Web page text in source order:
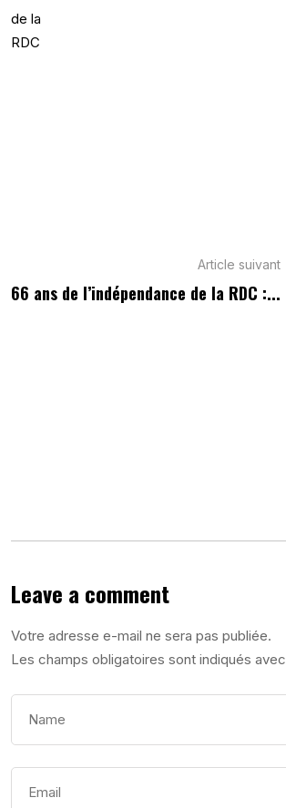
Article suivant
66 ans de l’indépendance de la RDC :...
Leave a comment
Votre adresse e-mail ne sera pas publiée.
Les champs obligatoires sont indiqués avec